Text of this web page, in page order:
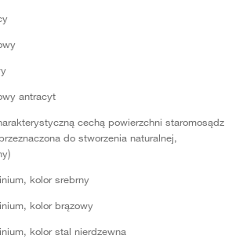
antracyt
cechą powierzchni staromosądz
do stworzenia naturalnej,
kolor srebrny
kolor brązowy
kolor stal nierdzewna